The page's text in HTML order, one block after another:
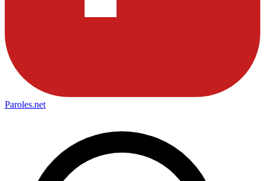
Paroles.net